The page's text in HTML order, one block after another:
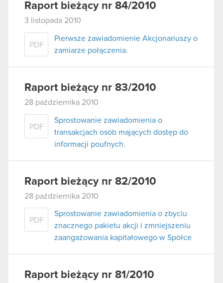
Raport bieżący nr 84/2010
3 listopada 2010
PDF
Pierwsze zawiadomienie Akcjonariuszy o
zamiarze połączenia.
Raport bieżący nr 83/2010
28 października 2010
PDF
Sprostowanie zawiadomienia o
transakcjach osób mających dostęp do
informacji poufnych.
Raport bieżący nr 82/2010
28 października 2010
PDF
Sprostowanie zawiadomienia o zbyciu
znacznego pakietu akcji i zmniejszeniu
zaangażowania kapitałowego w Spółce
Raport bieżący nr 81/2010